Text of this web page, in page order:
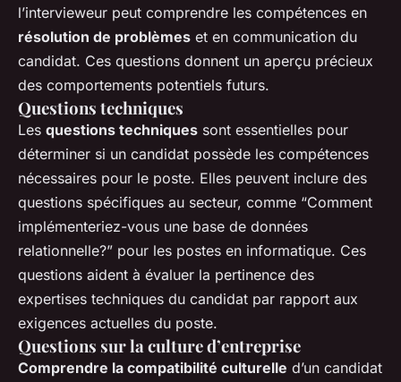
l’intervieweur peut comprendre les compétences en
résolution de problèmes et en communication du
candidat. Ces questions donnent un aperçu précieux
des comportements potentiels futurs.
Questions techniques
Les questions techniques sont essentielles pour
déterminer si un candidat possède les compétences
nécessaires pour le poste. Elles peuvent inclure des
questions spécifiques au secteur, comme “Comment
implémenteriez-vous une base de données
relationnelle?” pour les postes en informatique. Ces
questions aident à évaluer la pertinence des
expertises techniques du candidat par rapport aux
exigences actuelles du poste.
Questions sur la culture d’entreprise
Comprendre la compatibilité culturelle d’un candidat